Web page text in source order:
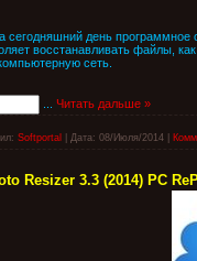
сегодняшний день программное
восстанавливать файлы,
сеть.
Читать дальше »
Softportal Дата: 08/Июля/2014
Resizer 3.3 (2014) PC